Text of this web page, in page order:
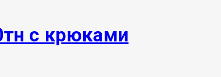
с крюками